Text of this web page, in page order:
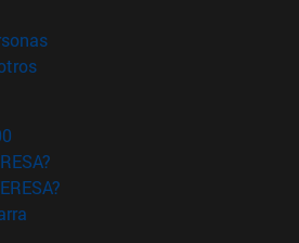
(abre en nueva ventana)
(abre en nueva ventana)